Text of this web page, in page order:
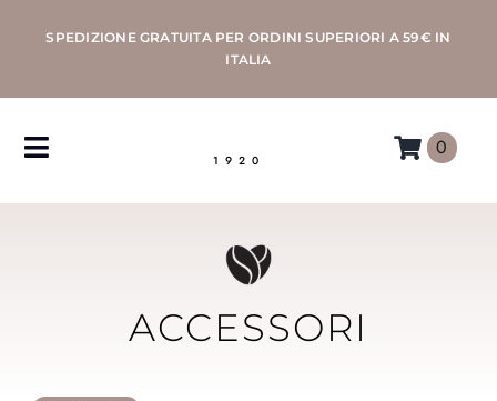
SPEDIZIONE GRATUITA PER ORDINI SUPERIORI A 59€ IN
ITALIA
1920
Toggle
Navigation
0
ACCESSORI